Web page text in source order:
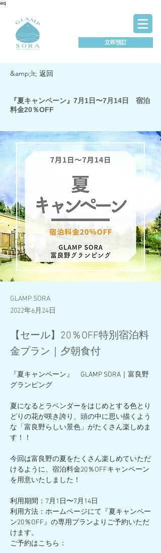
aq
立即預訂
&amp;lt; 返回
『夏キャンペーン』7月1日〜7月14日 宿泊
料金20％OFF
GLAMP SORA
2022年6月24日
【セール】20％OFF特別宿泊料
金プラン｜夕朝食付
『夏キャンペーン』　GLAMP SORA｜富良野
グランピング
夏になるとラベンダーをはじめとする色とり
どりの花が咲き誇り、頭の中に思い描くよう
な「富良野らしい景色」がたくさん楽しめま
す！！
今回は富良野の夏をたくさん楽しめていただ
けるように、宿泊料金20％OFFキャンペーン
を用意いたしました！
利用期間：7月1日〜7月14日
利用方法：ホームページにて『夏キャンペー
ン20％OFF』の専用プランよりご予約いただ
けます。
ご予約はこちら：